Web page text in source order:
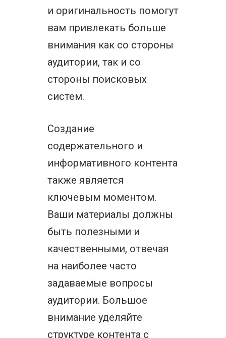
и оригинальность помогут
вам привлекать больше
внимания как со стороны
аудитории, так и со
стороны поисковых
систем.
Создание
содержательного и
информативного контента
также является
ключевым моментом.
Ваши материалы должны
быть полезными и
качественными, отвечая
на наиболее часто
задаваемые вопросы
аудитории. Большое
внимание уделяйте
структуре контента с